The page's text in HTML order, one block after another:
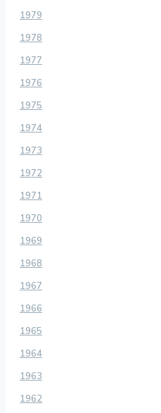
1979
1978
1977
1976
1975
1974
1973
1972
1971
1970
1969
1968
1967
1966
1965
1964
1963
1962